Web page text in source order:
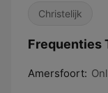
Christelijk
Frequenties
Amersfoort: